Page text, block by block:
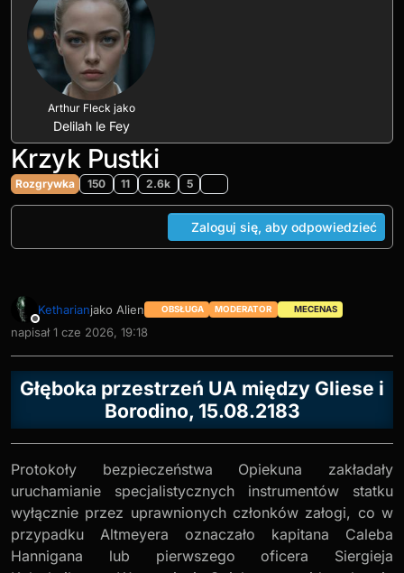
Arthur Fleck jako
Delilah le Fey
Krzyk Pustki
Rozgrywka 150 11 2.6k 5
Zaloguj się, aby odpowiedzieć
Niedostępny
Ketharianjako Alien OBSŁUGA MODERATOR MECENAS
napisał1 cze 2026, 19:18
ostatnio edytowany przez
Głęboka przestrzeń UA między Gliese i
Borodino, 15.08.2183
Protokoły bezpieczeństwa Opiekuna zakładały
uruchamianie specjalistycznych instrumentów statku
wyłącznie przez uprawnionych członków załogi, co w
przypadku Altmeyera oznaczało kapitana Caleba
Hannigana lub pierwszego oficera Siergieja